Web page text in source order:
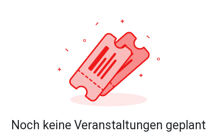
Noch keine Veranstaltungen geplant